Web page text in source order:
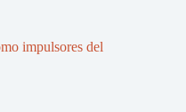
impulsores del